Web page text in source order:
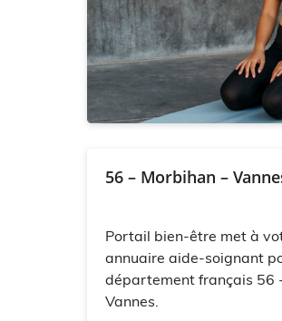
56 – Morbihan –
Portail bien-être met à
annuaire aide-soignant
département français 56
Vannes.